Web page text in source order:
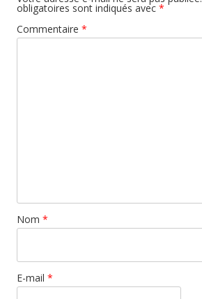
obligatoires sont indiqués avec *
Commentaire *
Nom *
E-mail *